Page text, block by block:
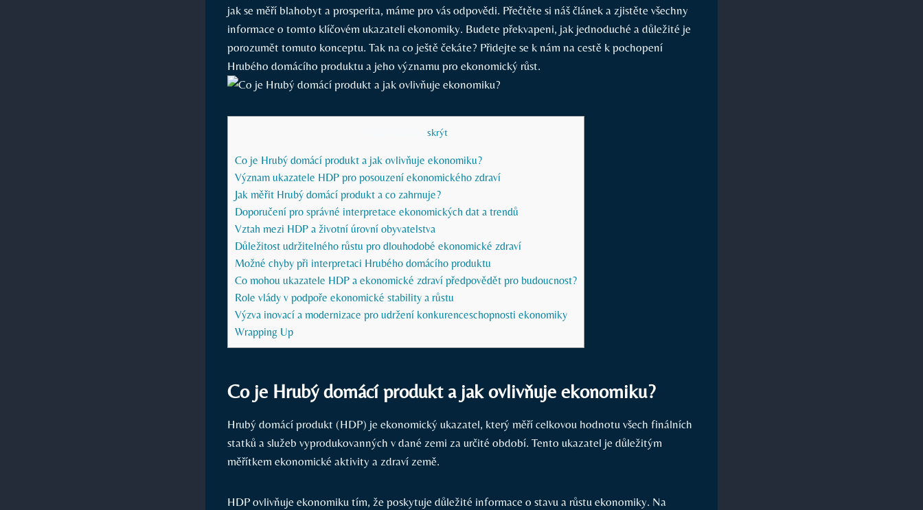
jak se měří blahobyt a prosperita, máme pro vás odpovědi. Přečtěte si náš článek a zjistěte všechny
informace o tomto klíčovém ukazateli ekonomiky. Budete překvapeni, jak jednoduché a důležité je
porozumět tomuto konceptu. Tak na co ještě čekáte? Přidejte se k nám na cestě k pochopení
Hrubého domácího produktu a jeho významu pro ekonomický růst.
skrýt]
Co je Hrubý domácí produkt a jak ovlivňuje ekonomiku?
Význam ukazatele HDP pro posouzení ekonomického zdraví
Jak měřit Hrubý domácí produkt a co zahrnuje?
Doporučení pro správné interpretace ekonomických dat a trendů
Vztah mezi HDP a životní úrovní obyvatelstva
Důležitost udržitelného růstu pro dlouhodobé ekonomické zdraví
Možné chyby při interpretaci Hrubého domácího produktu
Co mohou ukazatele HDP a ekonomické zdraví předpovědět pro budoucnost?
Role vlády v podpoře ekonomické stability a růstu
Výzva inovací a modernizace pro udržení konkurenceschopnosti ekonomiky
Wrapping Up
Co je Hrubý domácí produkt a jak ovlivňuje ekonomiku?
Hrubý domácí produkt (HDP) je ekonomický ukazatel, který měří celkovou hodnotu všech finálních
statků a služeb vyprodukovanných v dané zemi za určité období. Tento ukazatel je důležitým
měřítkem ekonomické aktivity a zdraví země.
HDP ovlivňuje ekonomiku tím, že poskytuje důležité informace o stavu a růstu ekonomiky. Na